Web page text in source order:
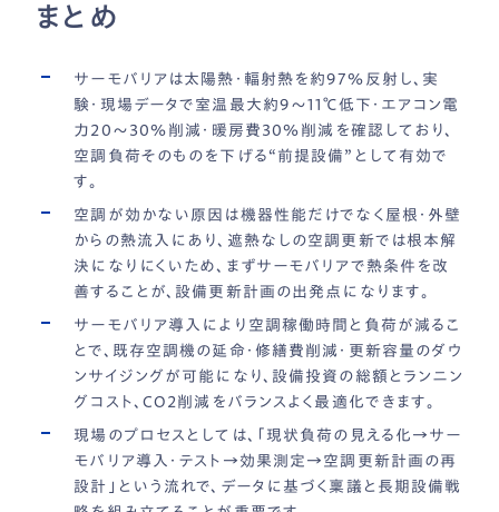
まとめ
サーモバリアは太陽熱・輻射熱を約97％反射し、実
験・現場データで室温最大約9〜11℃低下・エアコン電
力20〜30％削減・暖房費30％削減を確認しており、
空調負荷そのものを下げる“前提設備”として有効で
す。
空調が効かない原因は機器性能だけでなく屋根・外壁
からの熱流入にあり、遮熱なしの空調更新では根本解
決になりにくいため、まずサーモバリアで熱条件を改
善することが、設備更新計画の出発点になります。
サーモバリア導入により空調稼働時間と負荷が減るこ
とで、既存空調機の延命・修繕費削減・更新容量のダウ
ンサイジングが可能になり、設備投資の総額とランニン
グコスト、CO2削減をバランスよく最適化できます。
現場のプロセスとしては、「現状負荷の見える化→サー
モバリア導入・テスト→効果測定→空調更新計画の再
設計」という流れで、データに基づく稟議と長期設備戦